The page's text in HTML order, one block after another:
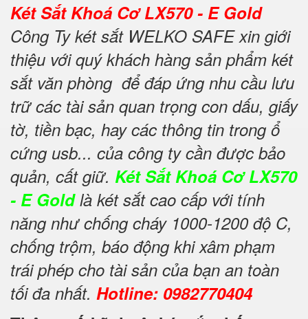
Két Sắt Khoá Cơ LX570 - E Gold
Công Ty két sắt WELKO SAFE xin giới
thiệu với quý khách hàng sản phẩm két
sắt văn phòng để đáp ứng nhu cầu lưu
trữ các tài sản quan trọng con dấu, giấy
tờ, tiền bạc, hay các thông tin trong ổ
cứng usb... của công ty cần được bảo
quản, cất giữ. Két Sắt Khoá Cơ LX570
- E Goldlà két sắt cao cấp với tính
năng như chống cháy 1000-1200 độ C,
chống trộm, báo động khi xâm phạm
trái phép cho tài sản của bạn an toàn
tối đa nhất. Hotline: 0982770404